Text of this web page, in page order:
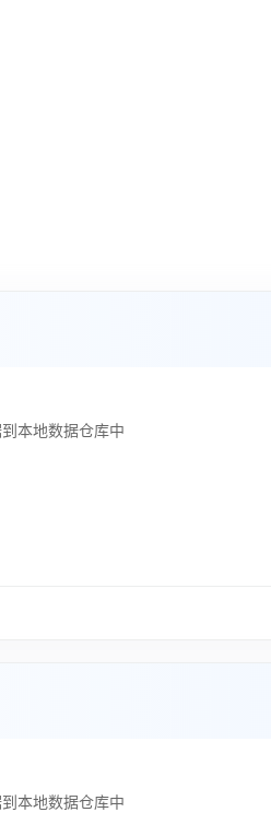
本地数据仓库中
本地数据仓库中